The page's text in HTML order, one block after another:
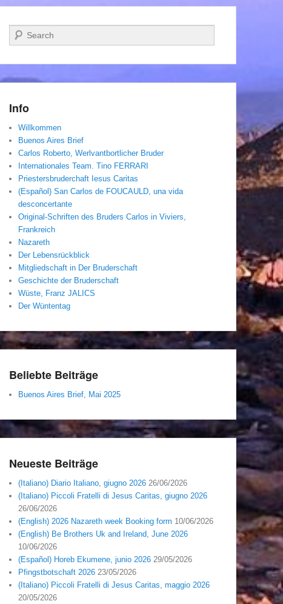
Suchen
Info
Willkommen
Buenos Aires Brief
Carlos Roberto, Werlvantbortlicher Bruder
Internationales Team. Tino FERRARI
Priestersbruderchaft Iesus Caritas
(Español) San Carlos de FOUCAULD, una vida
desconcertante
Original-Schriften des Bruders Carlos in Viviers,
Frankreich
Nazareth
Der Lebensrückblick
Mitgliedschaft in Der Bruderschaft
Geschichte der Bruderschaft
Wüste, Franz JALICS
Der Wüntentag
Beliebte Beiträge
Buenos Aires Brief, Mai 2025
Neueste Beiträge
(Italiano) Diario Italiano, giugno 2026 26/06/2026
(Italiano) Piccoli Fratelli di Jesus Caritas, giugno 2026
26/06/2026
(English) 2026 Nazareth week Booking form 10/06/2026
(English) Be Brothers Uk and Ireland, June 2026
10/06/2026
(Español) Horeb Ekumene, junio 2026 29/05/2026
Pfingstbotschaft 2026 23/05/2026
(Italiano) Piccoli Fratelli di Jesus Caritas, maggio 2026
20/05/2026